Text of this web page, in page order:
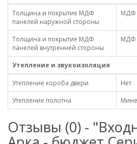
Толщина и покрытие МДФ
панелей наружной стороны
МДФ
Толщина и покрытие МДФ
панелей внутренней стороны
МДФ
Утепление и звукоизоляция
Утепление короба двери
Нет
Утепление полотна
Отзывы (0) -